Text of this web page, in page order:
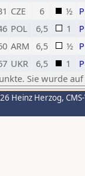
CZE 6 ½
POL 6,5 1
ARM 6,5 ½
UKR 6,5 1
Sie wurde
Heinz Herzog,